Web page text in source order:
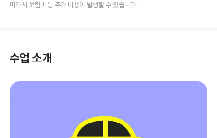
따라서 보험비 등 추가 비용이 발생할 수 있습니다.
수업 소개